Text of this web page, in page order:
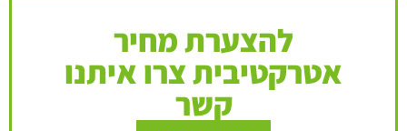
להצערת מחיר
אטרקטיבית צרו איתנו
קשר